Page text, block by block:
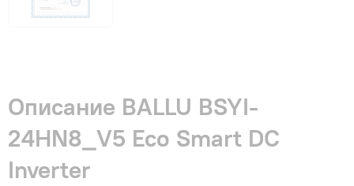
Описание BALLU BSYI-
24HN8_V5 Eco Smart DC
Inverter